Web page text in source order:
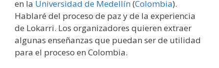
en la Universidad de Medellín(Colombia).
Hablaré del proceso de paz y de la experiencia
de Lokarri. Los organizadores quieren extraer
algunas enseñanzas que puedan ser de utilidad
para el proceso en Colombia.